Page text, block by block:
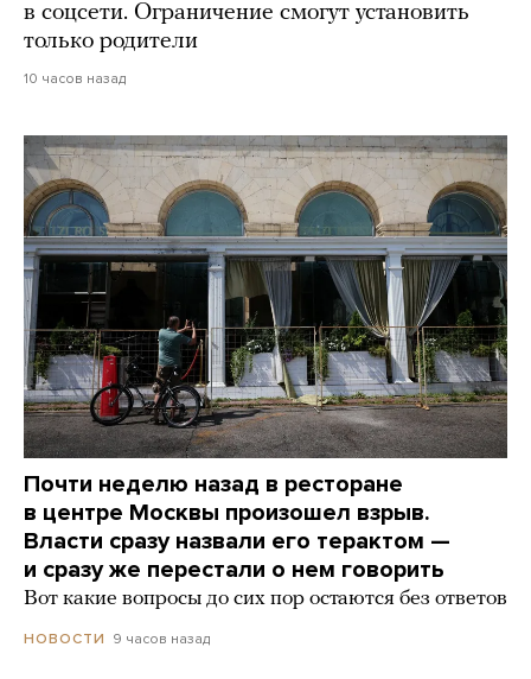
в соцсети. Ограничение смогут установить
только родители
10 часов назад
Почти неделю назад в ресторане
в центре Москвы произошел взрыв.
Власти сразу назвали его терактом —
и сразу же перестали о нем говорить
Вот какие вопросы до сих пор остаются без ответов
НОВОСТИ 9 часов назад